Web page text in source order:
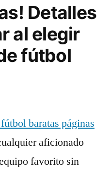
Detalles
al elegir
fútbol
baratas páginas
aficionado
favorito sin